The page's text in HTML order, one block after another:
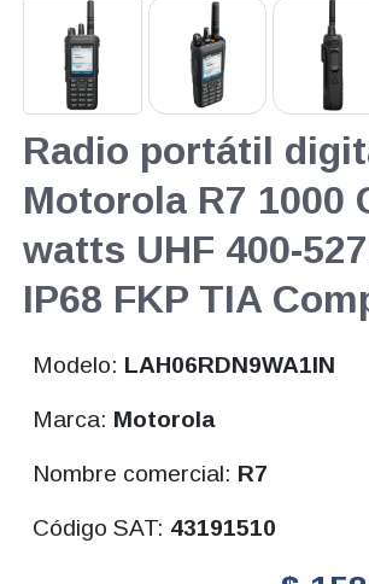
Radio portátil
Motorola R7 1000
watts UHF 400-
IP68 FKP TIA
Modelo: LAH06RDN9WA1IN
Marca: Motorola
Nombre comercial: R7
Código SAT: 43191510